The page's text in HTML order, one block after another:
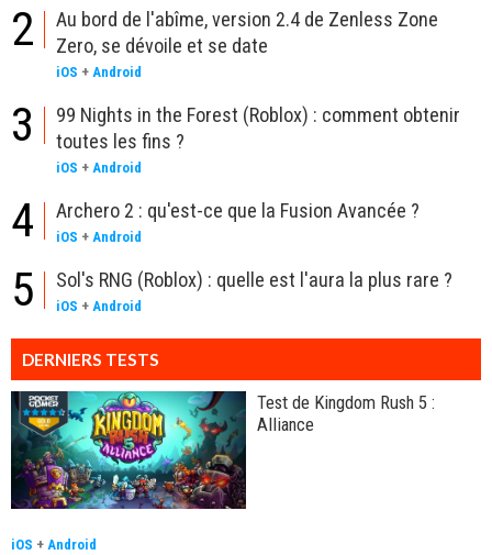
2
Au bord de l'abîme, version 2.4 de Zenless Zone
Zero, se dévoile et se date
iOS + Android
3
99 Nights in the Forest (Roblox) : comment obtenir
toutes les fins ?
iOS + Android
4 Archero 2 : qu'est-ce que la Fusion Avancée ?
iOS + Android
5 Sol's RNG (Roblox) : quelle est l'aura la plus rare ?
iOS + Android
DERNIERS TESTS
Test de Kingdom Rush 5 :
Alliance
iOS + Android